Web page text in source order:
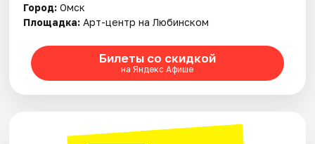
Город: Омск
Площадка: Арт-центр на Любинском
Билеты со скидкой
на Яндекс Афише